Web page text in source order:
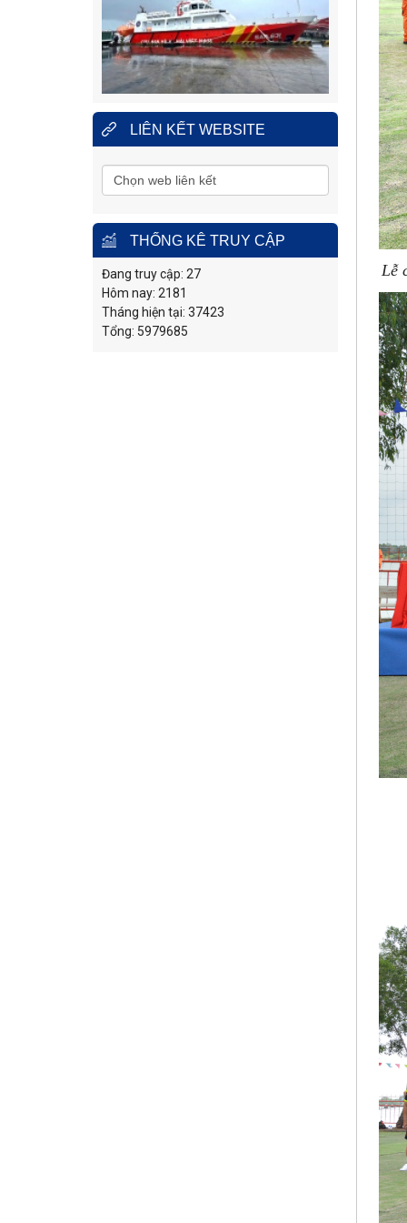
nạn hàng hải khu vực IV
Địa
chỉ
Số 65, đường Nguyễn Văn
Linh, phường Nam Nha
Trang, tỉnh Khánh Hòa.
Điện
thoại:
0258.3880.373(24/24h)
0258.3880.517
LIÊN KẾT WEBSITE
THỐNG KÊ TRUY CẬP
Đang truy cập: 27
Hôm nay: 2181
Tháng hiện tại: 37423
Tổng: 5979685
Lễ